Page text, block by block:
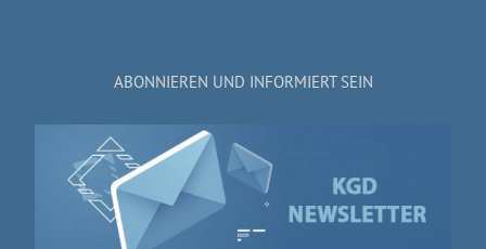
ABONNIEREN UND INFORMIERT SEIN